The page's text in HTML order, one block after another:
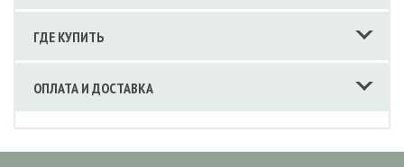
ГДЕ КУПИТЬ
ОПЛАТА И ДОСТАВКА